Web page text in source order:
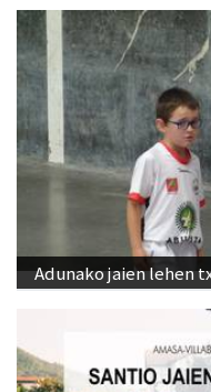
Adunako jaien lehen